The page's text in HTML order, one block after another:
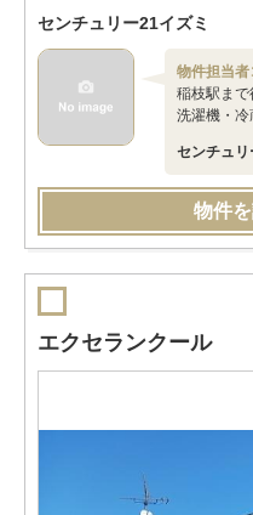
センチュリー21イズミ
物件担当者
稲枝駅まで
洗濯機・
センチュ
物件
エクセランクール